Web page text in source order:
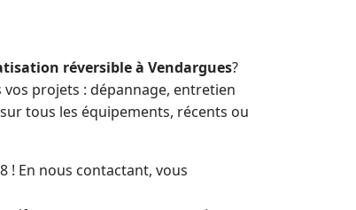
réversible à Vendargues?
projets : dépannage, entretien
tous les équipements, récents ou
! En nous contactant, vous